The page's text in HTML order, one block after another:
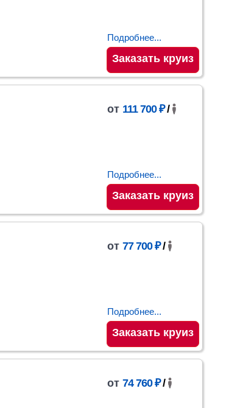
Подробнее...
Заказать круиз
от 111 700 ₽/
Подробнее...
Заказать круиз
от 77 700 ₽/
Подробнее...
Заказать круиз
от 74 760 ₽/